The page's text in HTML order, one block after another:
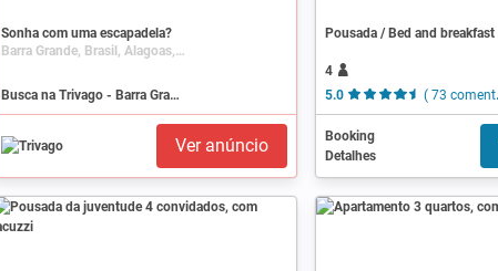
Sonha com uma escapadela?
Barra Grande, Brasil, Alagoas, Maragogi
Busca na Trivago - Barra Grande
Ver anúncio
4
5.0
( 73 comentários )
Booking
Detalhes